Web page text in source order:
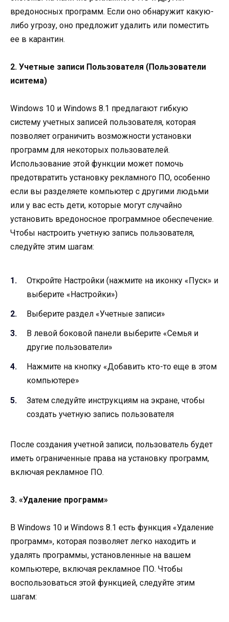
вредоносных программ. Если оно обнаружит какую-
либо угрозу, оно предложит удалить или поместить
ее в карантин.
2. Учетные записи Пользователя (Пользователи
иситема)
Windows 10 и Windows 8.1 предлагают гибкую
систему учетных записей пользователя, которая
позволяет ограничить возможности установки
программ для некоторых пользователей.
Использование этой функции может помочь
предотвратить установку рекламного ПО, особенно
если вы разделяете компьютер с другими людьми
или у вас есть дети, которые могут случайно
установить вредоносное программное обеспечение.
Чтобы настроить учетную запись пользователя,
следуйте этим шагам:
Откройте Настройки (нажмите на иконку «Пуск» и
выберите «Настройки»)
Выберите раздел «Учетные записи»
В левой боковой панели выберите «Семья и
другие пользователи»
Нажмите на кнопку «Добавить кто-то еще в этом
компьютере»
Затем следуйте инструкциям на экране, чтобы
создать учетную запись пользователя
После создания учетной записи, пользователь будет
иметь ограниченные права на установку программ,
включая рекламное ПО.
3. «Удаление программ»
В Windows 10 и Windows 8.1 есть функция «Удаление
программ», которая позволяет легко находить и
удалять программы, установленные на вашем
компьютере, включая рекламное ПО. Чтобы
воспользоваться этой функцией, следуйте этим
шагам: